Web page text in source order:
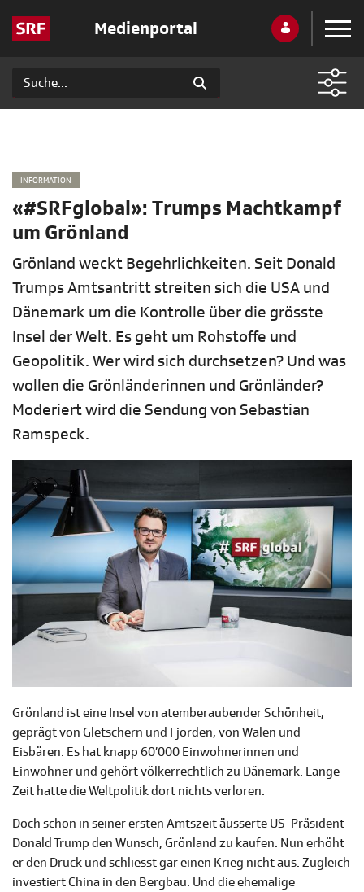
Medienportal
INFORMATION
«#SRFglobal»: Trumps Machtkampf
um Grönland
Grönland weckt Begehrlichkeiten. Seit Donald
Trumps Amtsantritt streiten sich die USA und
Dänemark um die Kontrolle über die grösste
Insel der Welt. Es geht um Rohstoffe und
Geopolitik. Wer wird sich durchsetzen? Und was
wollen die Grönländerinnen und Grönländer?
Moderiert wird die Sendung von Sebastian
Ramspeck.
Grönland ist eine Insel von atemberaubender Schönheit,
geprägt von Gletschern und Fjorden, von Walen und
Eisbären. Es hat knapp 60’000 Einwohnerinnen und
Einwohner und gehört völkerrechtlich zu Dänemark. Lange
Zeit hatte die Weltpolitik dort nichts verloren.
Doch schon in seiner ersten Amtszeit äusserte US-Präsident
Donald Trump den Wunsch, Grönland zu kaufen. Nun erhöht
er den Druck und schliesst gar einen Krieg nicht aus. Zugleich
investiert China in den Bergbau. Und die ehemalige